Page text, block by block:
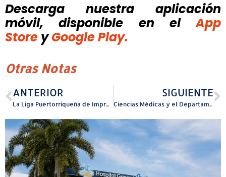
Descarga nuestra aplicación
móvil, disponible
en el
App
Store y Google Play.
Otras Notas
ANTERIOR
La Liga Puertorriqueña de Improvisación Teatral presenta “El Taller de Santa”
SIGUIENTE
Ciencias Médicas y el Departamento de Salud presentan su tradicional campaña Navidad Segura 2025